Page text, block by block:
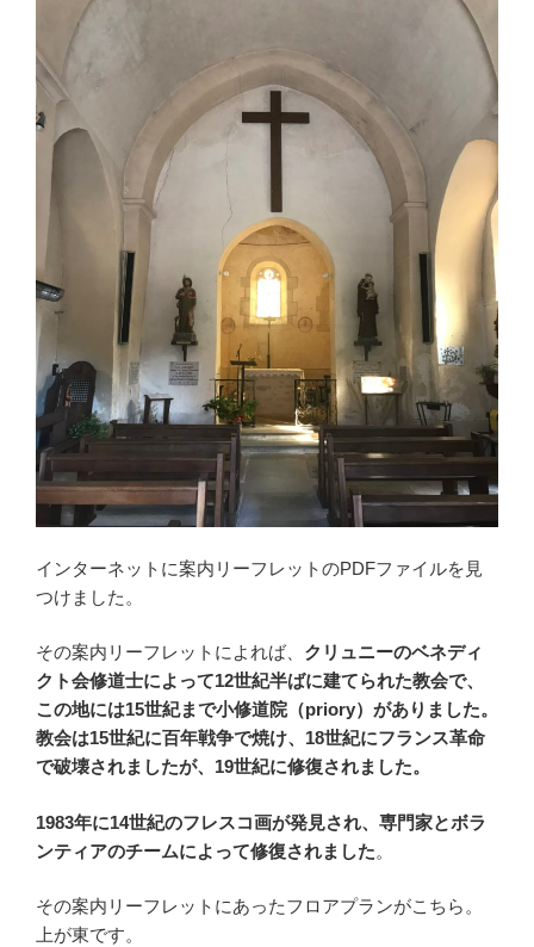
インターネットに案内リーフレットのPDFファイルを見
つけました。
その案内リーフレットによれば、 クリュニーのベネディ
クト会修道士によって12世紀半ばに建てられた教会で、
この地には15世紀まで小修道院（priory）がありました。
教会は15世紀に百年戦争で焼け、18世紀にフランス革命
で破壊されましたが、19世紀に修復されました。
1983年に14世紀のフレスコ画が発見され、専門家とボラ
ンティアのチームによって修復されました。
その案内リーフレットにあったフロアプランがこちら。
上が東です。